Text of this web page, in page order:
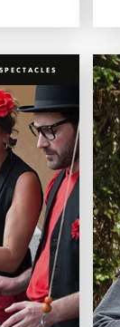
SPECTACLES